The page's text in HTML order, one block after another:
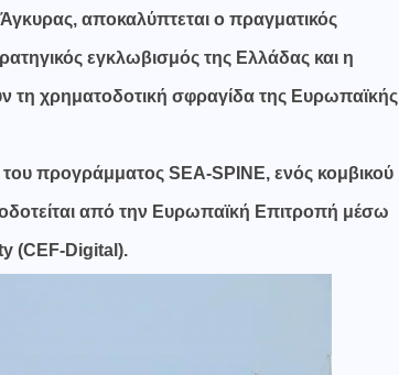
αποκαλύπτεται ο πραγματικός
εγκλωβισμός της Ελλάδας και η
χρηματοδοτική σφραγίδα της Ευρωπαϊκής
προγράμματος SEA-SPINE, ενός κομβικού
από την Ευρωπαϊκή Επιτροπή μέσω
(CEF-Digital).